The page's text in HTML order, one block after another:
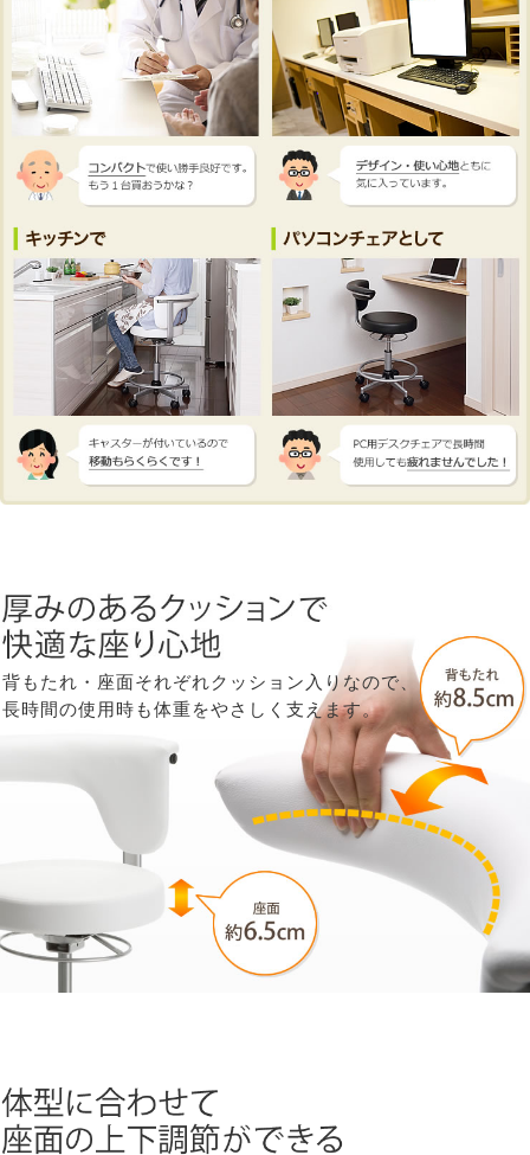
背もたれ・座面それぞれクッション入りなので、
長時間の使用時も体重をやさしく支えます。